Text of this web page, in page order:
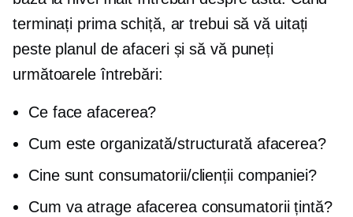
terminați prima schiță, ar trebui să vă uitați
peste planul de afaceri și să vă puneți
următoarele întrebări:
Ce face afacerea?
Cum este organizată/structurată afacerea?
Cine sunt consumatorii/clienții companiei?
Cum va atrage afacerea consumatorii țintă?